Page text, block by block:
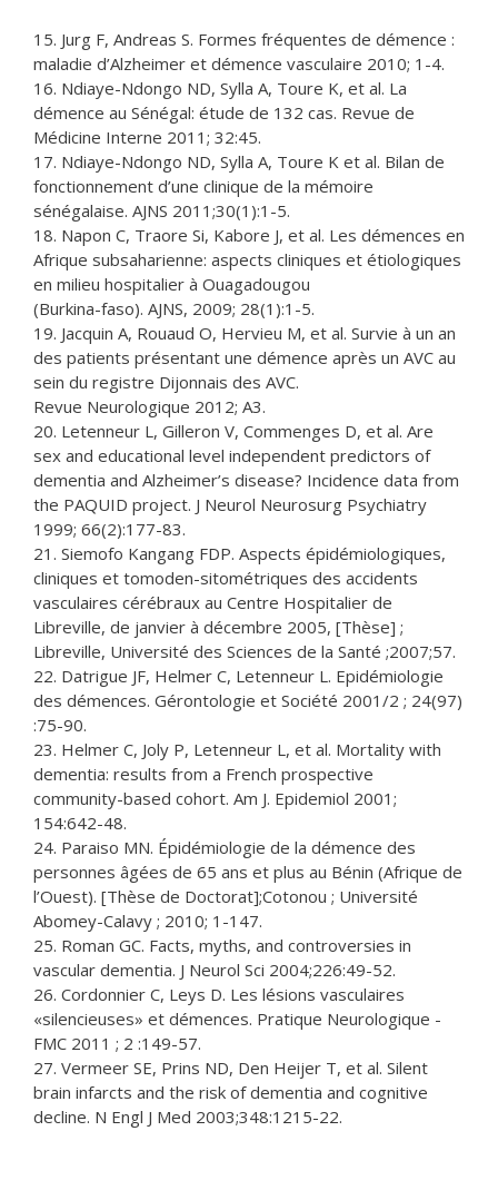
15. Jurg F, Andreas S. Formes fréquentes de démence :
maladie d’Alzheimer et démence vasculaire 2010; 1-4.
16. Ndiaye-Ndongo ND, Sylla A, Toure K, et al. La
démence au Sénégal: étude de 132 cas. Revue de
Médicine Interne 2011; 32:45.
17. Ndiaye-Ndongo ND, Sylla A, Toure K et al. Bilan de
fonctionnement d’une clinique de la mémoire
sénégalaise. AJNS 2011;30(1):1-5.
18. Napon C, Traore Si, Kabore J, et al. Les démences en
Afrique subsaharienne: aspects cliniques et étiologiques
en milieu hospitalier à Ouagadougou
(Burkina-faso). AJNS, 2009; 28(1):1-5.
19. Jacquin A, Rouaud O, Hervieu M, et al. Survie à un an
des patients présentant une démence après un AVC au
sein du registre Dijonnais des AVC.
Revue Neurologique 2012; A3.
20. Letenneur L, Gilleron V, Commenges D, et al. Are
sex and educational level independent predictors of
dementia and Alzheimer’s disease? Incidence data from
the PAQUID project. J Neurol Neurosurg Psychiatry
1999; 66(2):177-83.
21. Siemofo Kangang FDP. Aspects épidémiologiques,
cliniques et tomoden-sitométriques des accidents
vasculaires cérébraux au Centre Hospitalier de
Libreville, de janvier à décembre 2005, [Thèse] ;
Libreville, Université des Sciences de la Santé ;2007;57.
22. Datrigue JF, Helmer C, Letenneur L. Epidémiologie
des démences. Gérontologie et Société 2001/2 ; 24(97)
:75-90.
23. Helmer C, Joly P, Letenneur L, et al. Mortality with
dementia: results from a French prospective
community-based cohort. Am J. Epidemiol 2001;
154:642-48.
24. Paraiso MN. Épidémiologie de la démence des
personnes âgées de 65 ans et plus au Bénin (Afrique de
l’Ouest). [Thèse de Doctorat];Cotonou ; Université
Abomey-Calavy ; 2010; 1-147.
25. Roman GC. Facts, myths, and controversies in
vascular dementia. J Neurol Sci 2004;226:49-52.
26. Cordonnier C, Leys D. Les lésions vasculaires
«silencieuses» et démences. Pratique Neurologique -
FMC 2011 ; 2 :149-57.
27. Vermeer SE, Prins ND, Den Heijer T, et al. Silent
brain infarcts and the risk of dementia and cognitive
decline. N Engl J Med 2003;348:1215-22.